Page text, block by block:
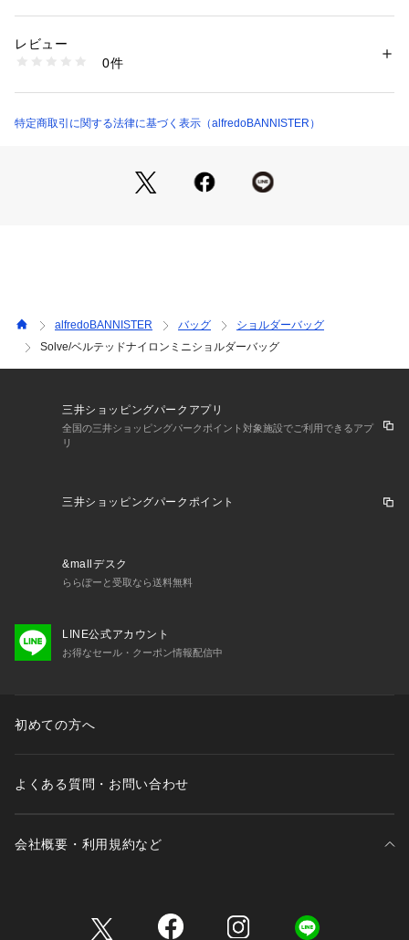
【Detail】
長財布や500mlのペットボトルの収納が可能！
前胴:オープンポケット×1
背胴:オープンポケット×1
素材：ナイロン
商品番号：
51495042041 （ショップ）
レビュー
0件
特定商取引に関する法律に基づく表示（alfredoBANNISTER）
alfredoBANNISTER バッグ
ショルダーバッグ
Solve/ベルテッドナイロンミニショルダーバッグ
三井ショッピングパークアプリ
全国の三井ショッピングパークポイント対象施設でご利用できるアプ
リ
三井ショッピングパークポイント
&mallデスク
ららぽーと受取なら送料無料
LINE公式アカウント
お得なセール・クーポン情報配信中
初めての方へ
よくある質問・お問い合わせ
会社概要・利用規約など